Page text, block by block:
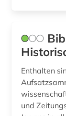
Enthalten
und